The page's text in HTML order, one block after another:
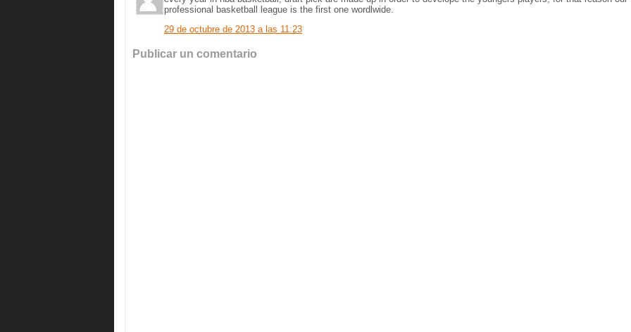
professional basketball league is the first one wordlwide.
29 de octubre de 2013 a las 11:23
Publicar un comentario